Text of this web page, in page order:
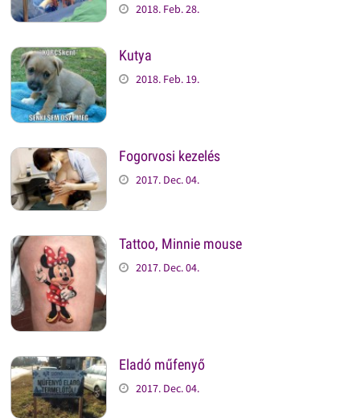
2018. Feb. 28.
Kutya
2018. Feb. 19.
Fogorvosi kezelés
2017. Dec. 04.
Tattoo, Minnie mouse
2017. Dec. 04.
Eladó műfenyő
2017. Dec. 04.